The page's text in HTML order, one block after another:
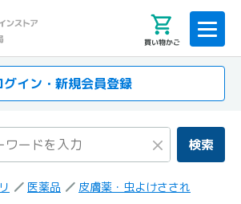
買い物かご
グイン・新規会員登録
× 検索
医薬品 皮膚薬・虫よけさされ